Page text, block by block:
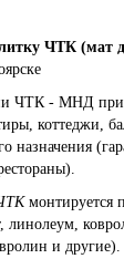
ЧТК (мат
ЧТК - МНД
коттеджи,
назначения
монтируется
линолеум,
и другие).